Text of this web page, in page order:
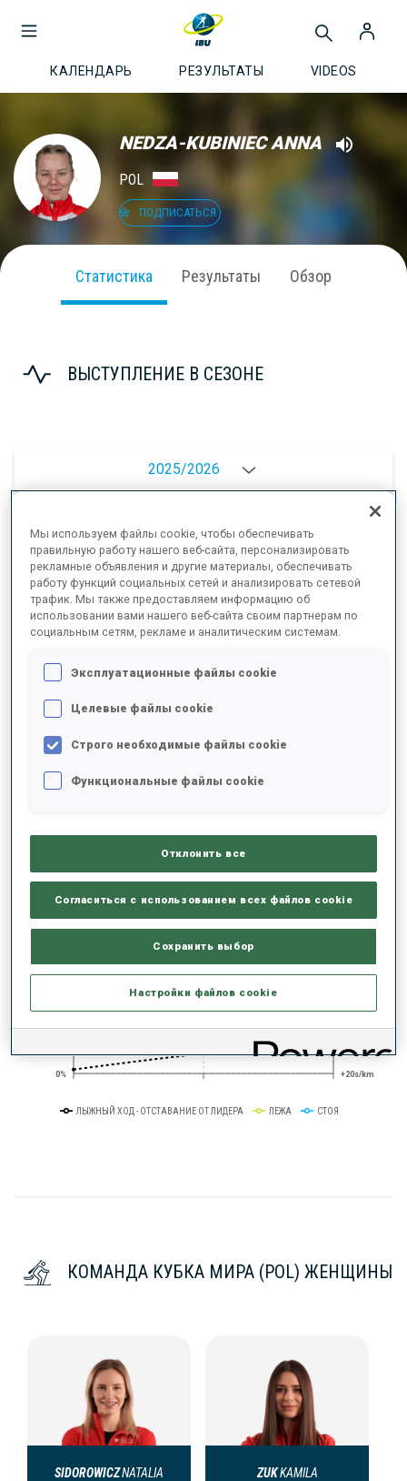
КАЛЕНДАРЬ РЕЗУЛЬТАТЫ VIDEOS
NEDZA-KUBINIEC ANNA
POL
ПОДПИСАТЬСЯ
Статистика Результаты Обзор
ВЫСТУПЛЕНИЕ В СЕЗОНЕ
2025/2026
РЕЗУЛЬТАТЫ - СРЕДНЕЕ ЗНАЧЕНИЕ
ЛЫЖНЫЙ ХОД - ОТСТАВАНИЕ ОТ ЛИДЕРА +16.9 s/km
СТРЕЛЬБА ЛЕЖА
0%
50%
100% +0s/km
+10s/km
+20s/km
ЛЫЖНЫЙ ХОД - ОТСТАВАНИЕ ОТ ЛИДЕРА ЛЕЖА СТОЯ
КОМАНДА КУБКА МИРА (POL) ЖЕНЩИНЫ
SIDOROWICZNATALIA ZUKKAMILA
Мы используем файлы cookie, чтобы обеспечивать
правильную работу нашего веб-сайта, персонализировать
рекламные объявления и другие материалы, обеспечивать
работу функций социальных сетей и анализировать сетевой
трафик. Мы также предоставляем информацию об
использовании вами нашего веб-сайта своим партнерам по
социальным сетям, рекламе и аналитическим системам.
Эксплуатационные файлы cookie
Целевые файлы cookie
Строго необходимые файлы cookie
Функциональные файлы cookie
Отклонить все
Согласиться с использованием всех файлов cookie
Сохранить выбор
Настройки файлов cookie